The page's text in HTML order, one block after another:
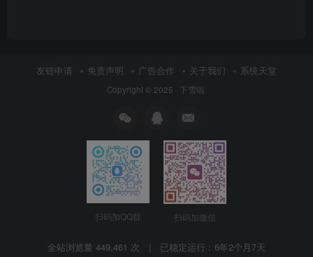
友链申请 免责声明 广告合作 关于我们 系统天堂
Copyright © 2025 · 下雪啦
扫码加QQ群 扫码加微信
全站浏览量 449,461 次 | 已稳定运行： 6年2个月7天